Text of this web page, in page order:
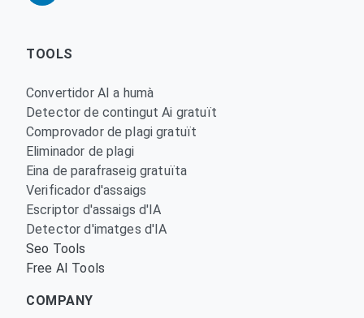
TOOLS
Convertidor AI a humà
Detector de contingut Ai gratuït
Comprovador de plagi gratuït
Eliminador de plagi
Eina de parafraseig gratuïta
Verificador d'assaigs
Escriptor d'assaigs d'IA
Detector d'imatges d'IA
Seo Tools
Free AI Tools
COMPANY